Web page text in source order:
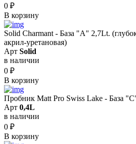
0 ₽
В корзину
Solid Сharmant - База "А" 2,7Lt.
акрил-уретановая)
Арт Solid
в наличии
0 ₽
В корзину
Пробник Matt Pro Swiss Lake - База
Арт 0,4L
в наличии
0 ₽
В корзину